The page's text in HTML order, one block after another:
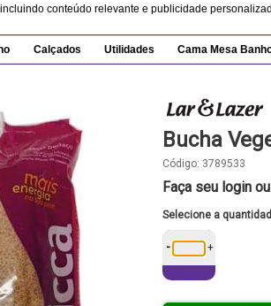
conteúdo relevante e publicidade
Calçados Utilidades Cama Mesa
Bucha
Código: 3789533
Faça seu login
Selecione a
- +